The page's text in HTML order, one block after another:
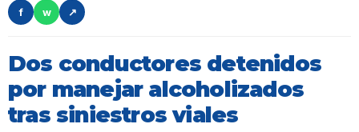
f
w ↗
Dos conductores detenidos
por manejar alcoholizados
tras siniestros viales